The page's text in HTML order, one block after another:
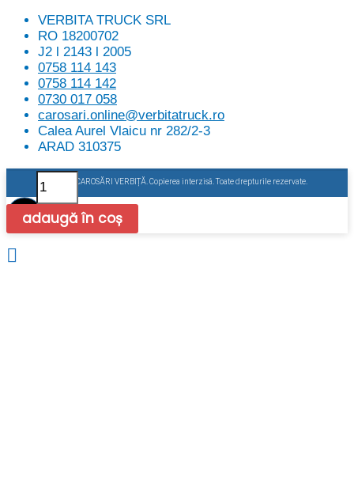
VERBITA TRUCK SRL
RO 18200702
J2 l 2143 l 2005
0758 114 143
0758 114 142
0730 017 058
carosari.online@verbitatruck.ro
Calea Aurel Vlaicu nr 282/2-3
ARAD 310375
2022 @ CAROSĂRI VERBIȚĂ. Copierea interzisă. Toate drepturile rezervate.
Cantitate
Închizător
oblon
400mm
adaugă în coș